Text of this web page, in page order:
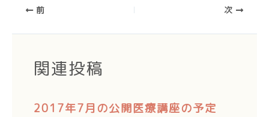
前 次
関連投稿
2017年7月の公開医療講座の予定